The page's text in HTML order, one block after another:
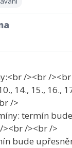
/><br /
14., 15., 16.,
/>
termín bude
/><br />
bude